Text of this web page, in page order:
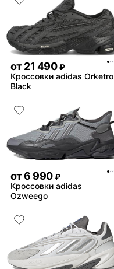
от21 490 ₽
Кроссовки adidas Orketro
Black
от6 990 ₽
Кроссовки adidas
Ozweego